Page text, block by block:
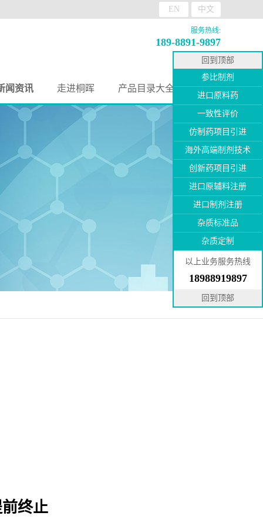
EN 中文
服务热线:
189-8891-9897
闻资讯 走进桐晖 产品目录大全
终止
回到顶部
参比制剂
进口原料药
一致性评价
仿制药项目引进
海外高端制剂技术
创新药项目引进
进口原辅料注册
进口制剂注册
杂质标准品
杂质定制
以上业务服务热线
18988919897
回到顶部